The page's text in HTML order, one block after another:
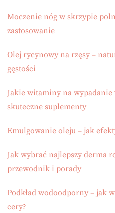
Moczenie nóg w skrzypie
zastosowanie
Olej rycynowy na rzęsy –
gęstości
Jakie witaminy na wypadanie
skuteczne suplementy
Emulgowanie oleju – jak
Jak wybrać najlepszy derma
przewodnik i porady
Podkład wodoodporny – jak
cery?